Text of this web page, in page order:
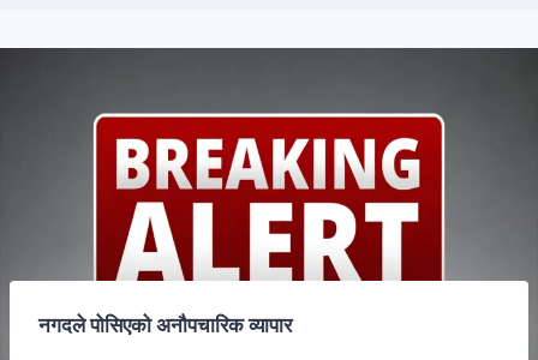
नगदले पोसिएको अनौपचारिक व्यापार